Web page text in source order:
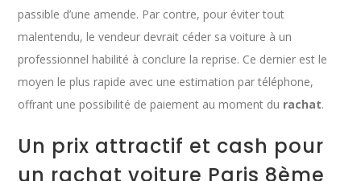
passible d’une amende. Par contre, pour éviter tout
malentendu, le vendeur devrait céder sa voiture à un
professionnel habilité à conclure la reprise. Ce dernier est le
moyen le plus rapide avec une estimation par téléphone,
offrant une possibilité de paiement au moment du rachat.
Un prix attractif et cash pour
un rachat voiture Paris 8ème